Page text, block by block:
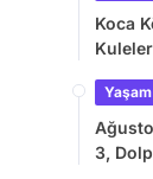
Koca
Yaşam
3,